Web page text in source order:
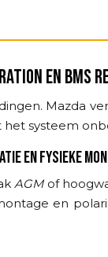
EN BMS
Mazda
systeem
EN FYSIEKE
AGMof
en